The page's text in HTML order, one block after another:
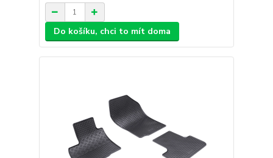
Do košíku, chci to mít doma